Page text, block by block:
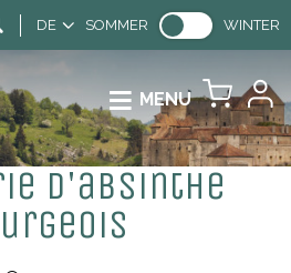
DE SOMMER WINTER
MENU
d'absinthe